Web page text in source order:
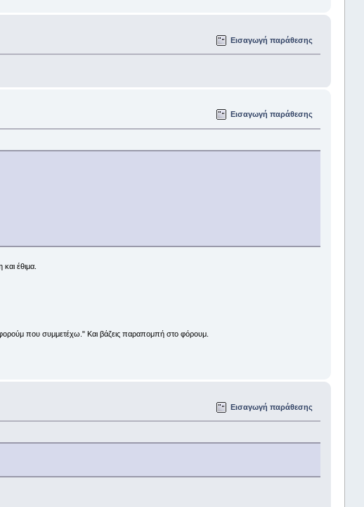
Εισαγωγή παράθεσης
Εισαγωγή παράθεσης
έθιμα.
φορούμ που συμμετέχω." Και βάζεις παραπομπή στο φόρουμ.
Εισαγωγή παράθεσης